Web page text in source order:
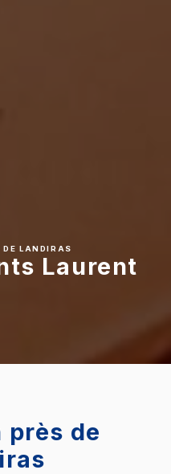
LANDIRAS
Laurent
près de